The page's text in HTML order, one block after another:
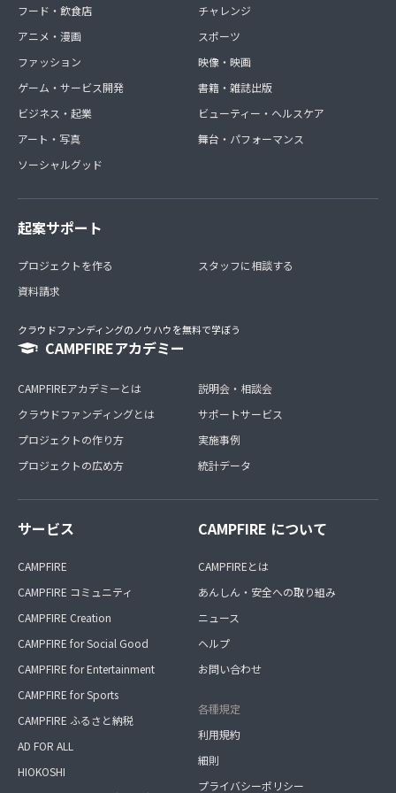
フード・飲食店
アニメ・漫画
ファッション
ゲーム・サービス開発
ビジネス・起業
アート・写真
ソーシャルグッド
チャレンジ
スポーツ
映像・映画
書籍・雑誌出版
ビューティー・ヘルスケア
舞台・パフォーマンス
起案サポート
プロジェクトを作る
資料請求
スタッフに相談する
クラウドファンディングのノウハウを無料で学ぼう
CAMPFIREアカデミー
CAMPFIREアカデミーとは
クラウドファンディングとは
プロジェクトの作り方
プロジェクトの広め方
説明会・相談会
サポートサービス
実施事例
統計データ
サービス
CAMPFIRE
CAMPFIRE コミュニティ
CAMPFIRE Creation
CAMPFIRE for Social Good
CAMPFIRE for Entertainment
CAMPFIRE for Sports
CAMPFIRE ふるさと納税
AD FOR ALL
HIOKOSHI
CAMPFIRE について
CAMPFIREとは
あんしん・安全への取り組み
ニュース
ヘルプ
お問い合わせ
各種規定
利用規約
細則
プライバシーポリシー